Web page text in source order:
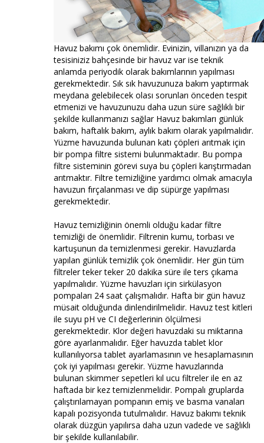
Havuz bakımı çok önemlidir. Evinizin, villanızın ya da
tesisiniziz bahçesinde bir havuz var ise teknik
anlamda periyodik olarak bakımlarının yapılması
gerekmektedir. Sık sık havuzunuza bakım yaptırmak
meydana gelebilecek olası sorunları önceden tespit
etmenizi ve havuzunuzu daha uzun süre sağlıklı bir
şekilde kullanmanızı sağlar Havuz bakımları günlük
bakım, haftalık bakım, aylık bakım olarak yapılmalıdır.
Yüzme havuzunda bulunan katı çöpleri arıtmak için
bir pompa filtre sistemi bulunmaktadır. Bu pompa
filtre sisteminin görevi suya bu çöpleri karıştırmadan
arıtmaktır. Filtre temizliğine yardımcı olmak amacıyla
havuzun fırçalanması ve dip süpürge yapılması
gerekmektedir.
Havuz temizliğinin önemli olduğu kadar filtre
temizliği de önemlidir. Filtrenin kumu, torbası ve
kartuşunun da temizlenmesi gerekir. Havuzlarda
yapılan günlük temizlik çok önemlidir. Her gün tüm
filtreler teker teker 20 dakika süre ile ters çıkama
yapılmalıdır. Yüzme havuzları için sirkülasyon
pompaları 24 saat çalışmalıdır. Hafta bir gün havuz
müsait olduğunda dinlendirilmelidir. Havuz test kitleri
ile suyu pH ve CI değerlerinin ölçülmesi
gerekmektedir. Klor değeri havuzdaki su miktarına
göre ayarlanmalıdır. Eğer havuzda tablet klor
kullanılıyorsa tablet ayarlamasının ve hesaplamasının
çok iyi yapılması gerekir. Yüzme havuzlarında
bulunan skimmer sepetleri kıl ucu filtreler ile en az
haftada bir kez temizlenmelidir. Pompalı gruplarda
çalıştırılamayan pompanın emiş ve basma vanaları
kapalı pozisyonda tutulmalıdır. Havuz bakımı teknik
olarak düzgün yapılırsa daha uzun vadede ve sağlıklı
bir şekilde kullanılabilir.